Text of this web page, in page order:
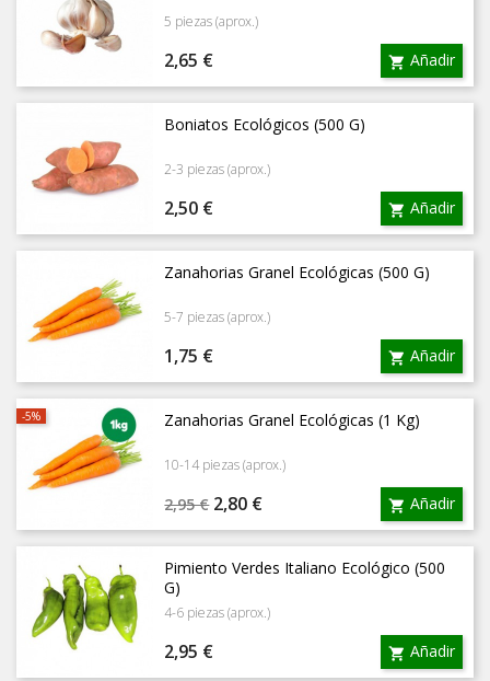
5 piezas (aprox.)
Precio
2,65 €  Añadir
Boniatos Ecológicos (500 G)
2-3 piezas (aprox.)
Precio
2,50 €  Añadir
Zanahorias Granel Ecológicas (500 G)
5-7 piezas (aprox.)
Precio
1,75 €  Añadir
Zanahorias Granel Ecológicas (1 Kg)
10-14 piezas (aprox.)
Precio
base
2,95 € Precio
2,80 €  Añadir
-5%
Pimiento Verdes Italiano Ecológico (500
G)
4-6 piezas (aprox.)
Precio
2,95 €  Añadir